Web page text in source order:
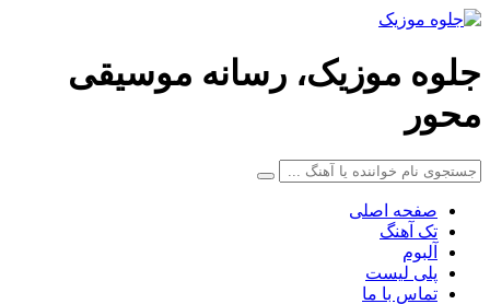
جلوه موزیک، رسانه موسیقی
محور
صفحه اصلی
تک آهنگ
آلبوم
پلی لیست
تماس با ما